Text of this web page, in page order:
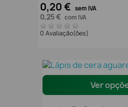
0,20 € sem IVA
0,25 € com IVA
0 Avaliação(ões)
Ver